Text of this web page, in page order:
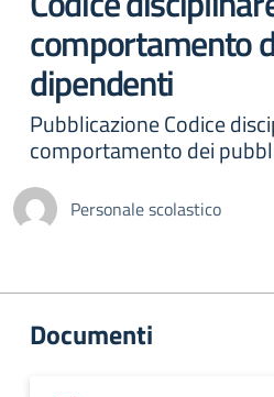
comportamento
dipendenti
Pubblicazione Codice
comportamento dei
Personale scolastico
Documenti